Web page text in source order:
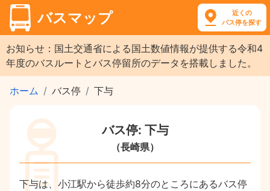
バスマップ
近くの
バス停を探す
お知らせ：国土交通省による国土数値情報が提供する令和4
年度のバスルートとバス停留所のデータを搭載しました。
ホーム バス停 下与
バス停: 下与
（長崎県）
下与は、小江駅から徒歩約8分のところにあるバス停